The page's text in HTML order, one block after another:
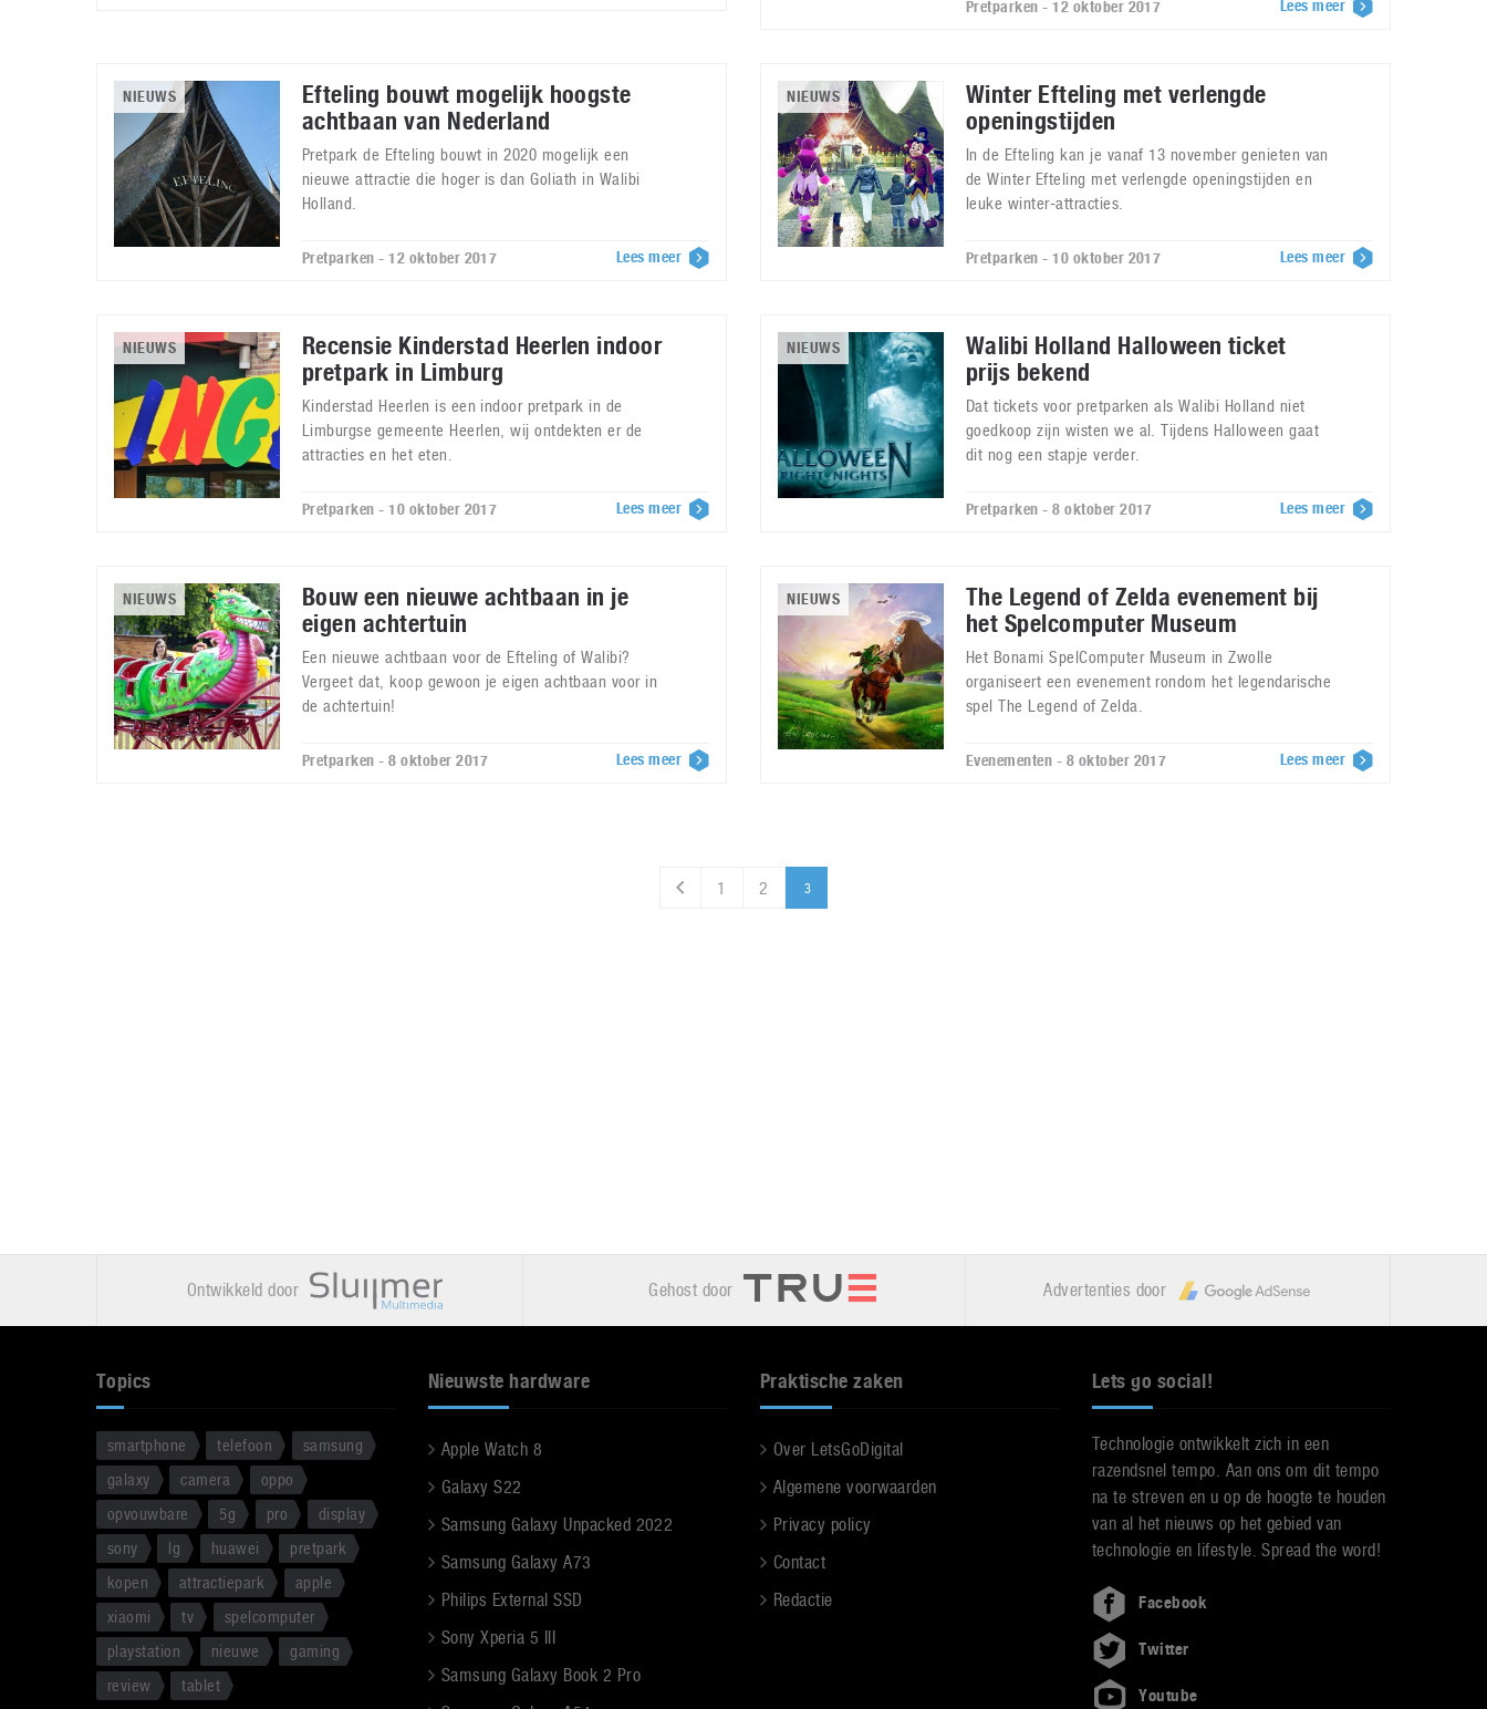
Pretparken - 12 oktober 2017 Lees meer
NIEUWS
Efteling bouwt mogelijk hoogste
achtbaan van Nederland
Pretpark de Efteling bouwt in 2020 mogelijk een
nieuwe attractie die hoger is dan Goliath in Walibi
Holland.
Pretparken - 12 oktober 2017 Lees meer
NIEUWS
Winter Efteling met verlengde
openingstijden
In de Efteling kan je vanaf 13 november genieten van
de Winter Efteling met verlengde openingstijden en
leuke winter-attracties.
Pretparken - 10 oktober 2017 Lees meer
NIEUWS
Recensie Kinderstad Heerlen indoor
pretpark in Limburg
Kinderstad Heerlen is een indoor pretpark in de
Limburgse gemeente Heerlen, wij ontdekten er de
attracties en het eten.
Pretparken - 10 oktober 2017 Lees meer
NIEUWS
Walibi Holland Halloween ticket
prijs bekend
Dat tickets voor pretparken als Walibi Holland niet
goedkoop zijn wisten we al. Tijdens Halloween gaat
dit nog een stapje verder.
Pretparken - 8 oktober 2017 Lees meer
NIEUWS
Bouw een nieuwe achtbaan in je
eigen achtertuin
Een nieuwe achtbaan voor de Efteling of Walibi?
Vergeet dat, koop gewoon je eigen achtbaan voor in
de achtertuin!
Pretparken - 8 oktober 2017 Lees meer
NIEUWS
The Legend of Zelda evenement bij
het Spelcomputer Museum
Het Bonami SpelComputer Museum in Zwolle
organiseert een evenement rondom het legendarische
spel The Legend of Zelda.
Evenementen - 8 oktober 2017 Lees meer
1 2 3
Ontwikkeld door Gehost door Advertenties door
Topics
smartphone telefoon
samsung
galaxy
camera
oppo
opvouwbare
5g pro
display
sony
lg huawei
pretpark
kopen
attractiepark
apple
xiaomi
tv
spelcomputer
playstation
nieuwe
gaming
review
tablet
Nieuwste hardware
Apple Watch 8
Galaxy S22
Samsung Galaxy Unpacked 2022
Samsung Galaxy A73
Philips External SSD
Sony Xperia 5 III
Samsung Galaxy Book 2 Pro
Praktische zaken
Over LetsGoDigital
Algemene voorwaarden
Privacy policy
Contact
Redactie
Lets go social!
Technologie ontwikkelt zich in een
razendsnel tempo. Aan ons om dit tempo
na te streven en u op de hoogte te houden
van al het nieuws op het gebied van
technologie en lifestyle. Spread the word!
Facebook
Twitter
Youtube